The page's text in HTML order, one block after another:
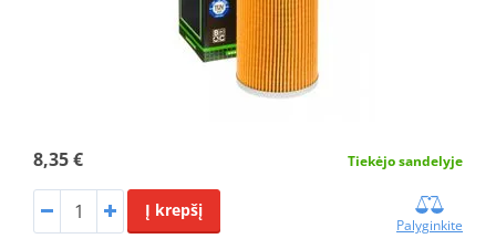
8,35 € Tiekėjo sandelyje
Į krepšį
Palyginkite